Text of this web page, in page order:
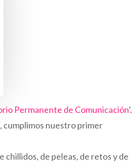
Permanente de Comunicación’.
cumplimos nuestro primer
chillidos, de peleas, de retos y de